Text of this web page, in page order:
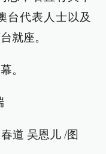
台代表人士以及
就座。
。
道 吴恩儿 /图